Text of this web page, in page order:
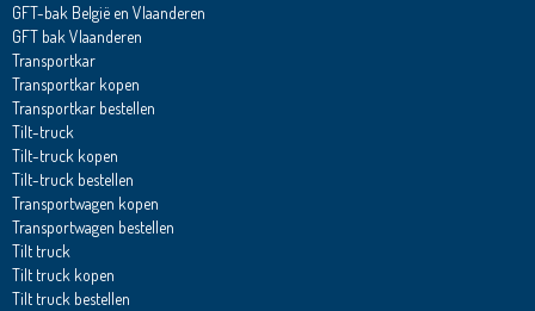
GFT-bak België en Vlaanderen
GFT bak Vlaanderen
Transportkar
Transportkar kopen
Transportkar bestellen
Tilt-truck
Tilt-truck kopen
Tilt-truck bestellen
Transportwagen kopen
Transportwagen bestellen
Tilt truck
Tilt truck kopen
Tilt truck bestellen